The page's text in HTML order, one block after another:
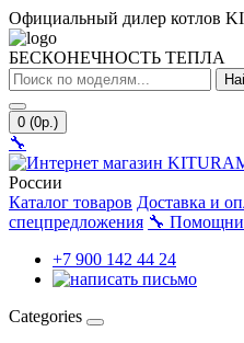
Официальный дилер котлов
БЕСКОНЕЧНОСТЬ ТЕПЛА
0 (0р.)
🔧
России
Каталог товаров Доставка и
спецпредложения 🔧
+7 900 142 44 24
Categories